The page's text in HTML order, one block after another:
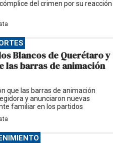
del crimen por su reacción
Blancos de Querétaro y
las barras de animación
que las barras de animación
y anunciaron nuevas
familiar en los partidos